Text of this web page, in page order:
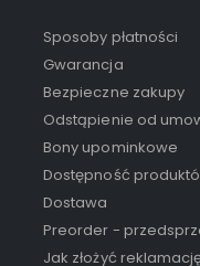
Sposoby płatności
Gwarancja
Bezpieczne zakupy
Odstąpienie od
Bony upominkowe
Dostępność
Dostawa
Preorder -
Jak złożyć